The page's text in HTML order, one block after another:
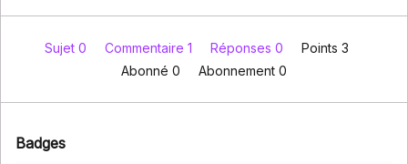
Sujet 0 Commentaire 1 Réponses 0
Points 3
Abonné 0 Abonnement 0
Badges